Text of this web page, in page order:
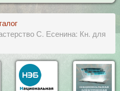
С. Есенина: Кн. для